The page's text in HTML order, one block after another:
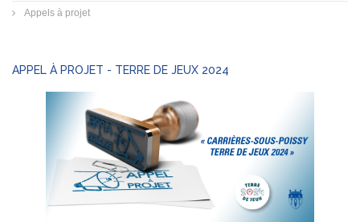
Appels à projet
APPEL À PROJET - TERRE DE JEUX 2024